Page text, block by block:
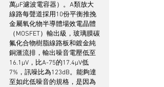
萬µF濾波電容器）。A類放大
線路每聲道採用10份平衡推挽
金屬氧化物半導體場效電晶體
（MOSFET）輸出級，玻璃膜碳
氟化合物樹脂線路板和鍍金純
銅滙流排，輸出噪音電壓低至
16.1µV，比A-75的17.4µV低
7%，訊噪比為123dB。能夠達
至如此低噪音的規格，是因為